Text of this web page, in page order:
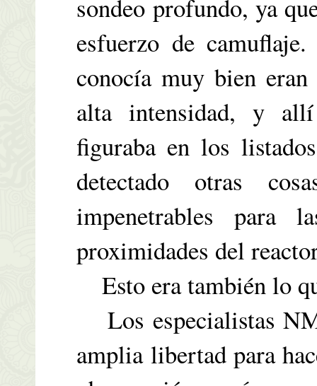
sondeo profundo, ya
esfuerzo de
conocía muy bien
alta intensidad, y
figuraba en los
detectado otras
impenetrables para
proximidades del
Esto era también lo
Los especialistas
amplia libertad para